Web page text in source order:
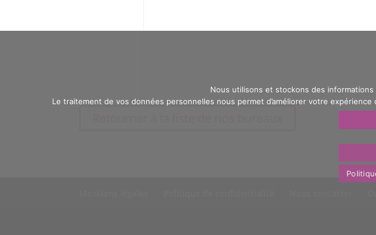
Nous utilisons et stockons des
Le traitement de vos données personnelles nous permet d’améliorer votre